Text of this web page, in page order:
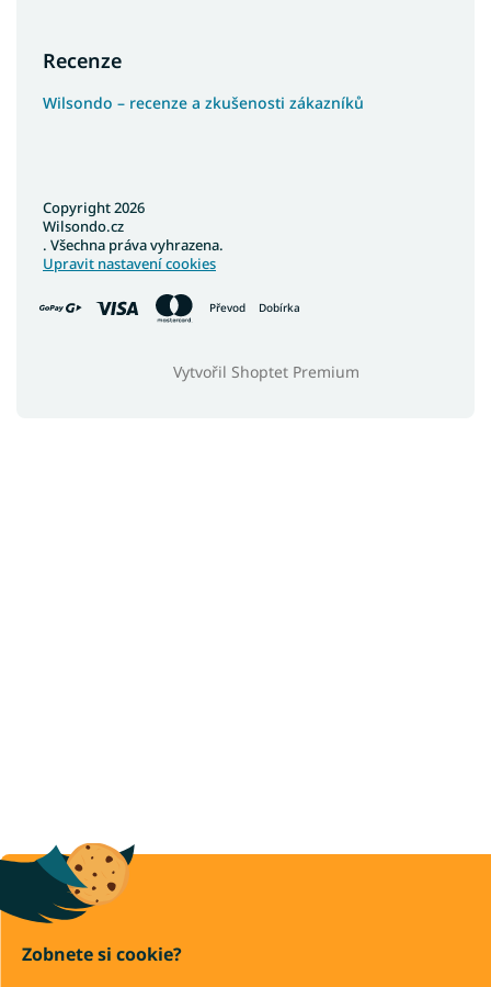
Zobnete si cookie?
Recenze
Wilsondo – recenze a zkušenosti zákazníků
Převod Dobírka
Vytvořil Shoptet Premium
Copyright 2026
Wilsondo.cz
. Všechna práva vyhrazena.
Upravit nastavení cookies